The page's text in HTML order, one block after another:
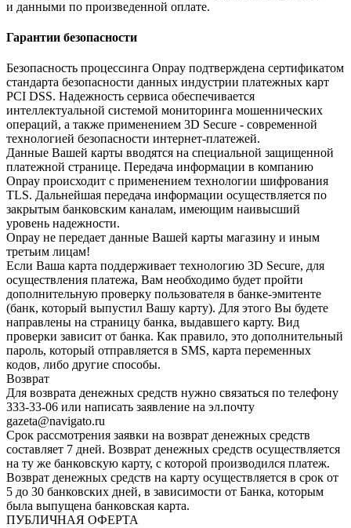
и данными по произведенной оплате.
Гарантии безопасности
Безопасность процессинга Onpay подтверждена сертификатом
стандарта безопасности данных индустрии платежных карт
PCI DSS. Надежность сервиса обеспечивается
интеллектуальной системой мониторинга мошеннических
операций, а также применением 3D Secure - современной
технологией безопасности интернет-платежей.
Данные Вашей карты вводятся на специальной защищенной
платежной странице. Передача информации в компанию
Onpay происходит с применением технологии шифрования
TLS. Дальнейшая передача информации осуществляется по
закрытым банковским каналам, имеющим наивысший
уровень надежности.
Onpay не передает данные Вашей карты магазину и иным
третьим лицам!
Если Ваша карта поддерживает технологию 3D Secure, для
осуществления платежа, Вам необходимо будет пройти
дополнительную проверку пользователя в банке-эмитенте
(банк, который выпустил Вашу карту). Для этого Вы будете
направлены на страницу банка, выдавшего карту. Вид
проверки зависит от банка. Как правило, это дополнительный
пароль, который отправляется в SMS, карта переменных
кодов, либо другие способы.
Возврат
Для возврата денежных средств нужно связаться по телефону
333-33-06 или написать заявление на эл.почту
gazeta@navigato.ru
Срок рассмотрения заявки на возврат денежных средств
составляет 7 дней. Возврат денежных средств осуществляется
на ту же банковскую карту, с которой производился платеж.
Возврат денежных средств на карту осуществляется в срок от
5 до 30 банковских дней, в зависимости от Банка, которым
была выпущена банковская карта.
ПУБЛИЧНАЯ ОФЕРТА